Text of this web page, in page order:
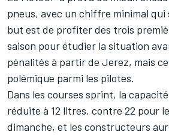
pneus, avec un chiffre minimal qui
but est de profiter des trois
saison pour étudier la situation
pénalités à partir de Jerez, mais
polémique parmi les pilotes.
Dans les courses sprint, la
réduite à 12 litres, contre 22 pour
dimanche, et les constructeurs